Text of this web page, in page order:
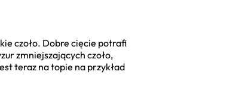
czoło. Dobre cięcie potrafi
zmniejszających czoło,
teraz na topie na przykład